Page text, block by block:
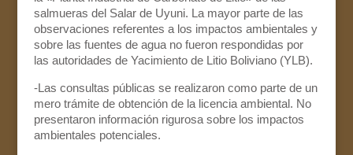
salmueras del Salar de Uyuni. La mayor parte de las
observaciones referentes a los impactos ambientales y
sobre las fuentes de agua no fueron respondidas por
las autoridades de Yacimiento de Litio Boliviano (YLB).
-Las consultas públicas se realizaron como parte de un
mero trámite de obtención de la licencia ambiental. No
presentaron información rigurosa sobre los impactos
ambientales potenciales.